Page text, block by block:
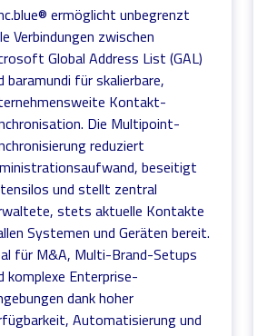
ermöglicht unbegrenzt
Verbindungen zwischen
Global Address List (GAL)
baramundi für skalierbare,
Kontakt-
Die Multipoint-
reduziert
beseitigt
und stellt zentral
stets aktuelle Kontakte
Systemen und Geräten bereit.
für M&A, Multi-Brand-Setups
komplexe Enterprise-
dank hoher
Automatisierung und